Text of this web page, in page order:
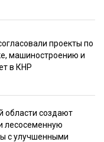
проекты по
машиностроению и
в КНР
области создают
лесосеменную
с улучшенными